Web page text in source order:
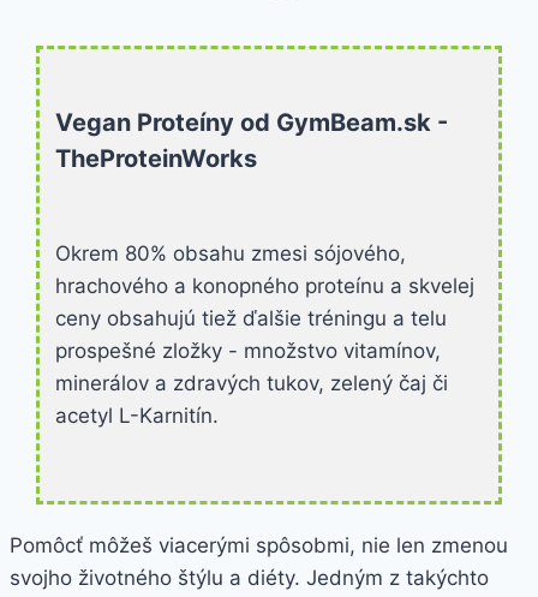
Vegan Proteíny od GymBeam.sk -
TheProteinWorks
Okrem 80% obsahu zmesi sójového,
hrachového a konopného proteínu a skvelej
ceny obsahujú tiež ďalšie tréningu a telu
prospešné zložky - množstvo vitamínov,
minerálov a zdravých tukov, zelený čaj či
acetyl L-Karnitín.
Pomôcť môžeš viacerými spôsobmi, nie len zmenou
svojho životného štýlu a diéty. Jedným z takýchto